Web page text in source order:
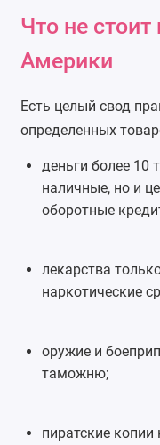
Что не стоит
Америки
Есть целый свод
определенных
деньги более 10
наличные, но и
оборотные
лекарства
наркотические
оружие и
таможню;
пиратские